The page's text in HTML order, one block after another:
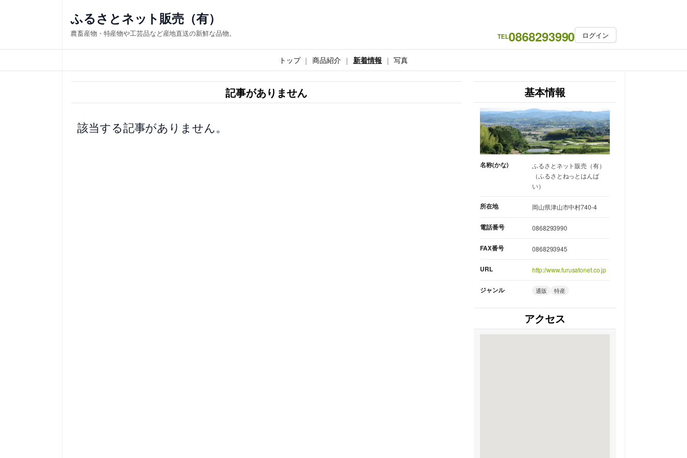
ス
キ
ふるさとネット販売（有）
農畜産物・特産物や工芸品など産地直送の新鮮な品物。 TEL0868293990 ログイン
トップ 商品紹介 新着情報 写真
記事がありません
該当する記事がありません。
基本情報
名称(かな)
ふるさとネット販売（有）
（ふるさとねっとはんば
い）
所在地 岡山県津山市中村740-4
電話番号 0868293990
FAX番号 0868293945
URL http://www.furusatonet.co.jp
ジャンル 通販 特産
アクセス